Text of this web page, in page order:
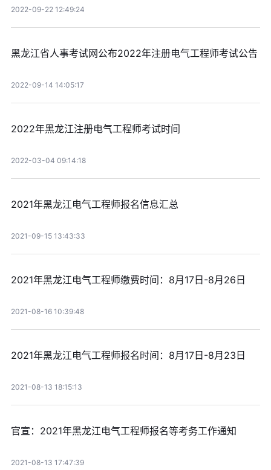
2022-09-22 12:49:24
黑龙江省人事考试网公布2022年注册电气工程师考试公告
2022-09-14 14:05:17
2022年黑龙江注册电气工程师考试时间
2022-03-04 09:14:18
2021年黑龙江电气工程师报名信息汇总
2021-09-15 13:43:33
2021年黑龙江电气工程师缴费时间：8月17日-8月26日
2021-08-16 10:39:48
2021年黑龙江电气工程师报名时间：8月17日-8月23日
2021-08-13 18:15:13
官宣：2021年黑龙江电气工程师报名等考务工作通知
2021-08-13 17:47:39